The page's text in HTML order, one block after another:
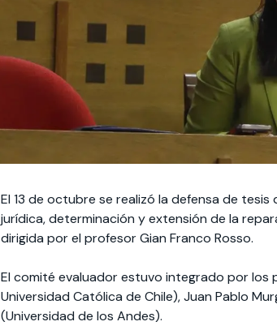
El 13 de octubre se realizó la defensa de
jurídica, determinación y extensión de la
dirigida por el profesor Gian Franco Rosso.
El comité evaluador estuvo integrado por
Universidad Católica de Chile), Juan Pablo
(Universidad de los Andes).